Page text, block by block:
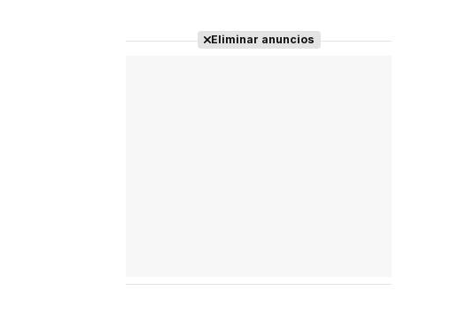
Eliminar anuncios